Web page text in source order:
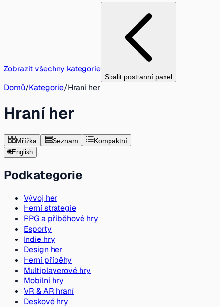
Zobrazit všechny kategorie
Sbalit postranní panel
Domů/Kategorie/Hraní her
Hraní her
Mřížka Seznam Kompaktní
🌐English
Podkategorie
Vývoj her
Herní strategie
RPG a příběhové hry
Esporty
Indie hry
Design her
Herní příběhy
Multiplayerové hry
Mobilní hry
VR & AR hraní
Deskové hry